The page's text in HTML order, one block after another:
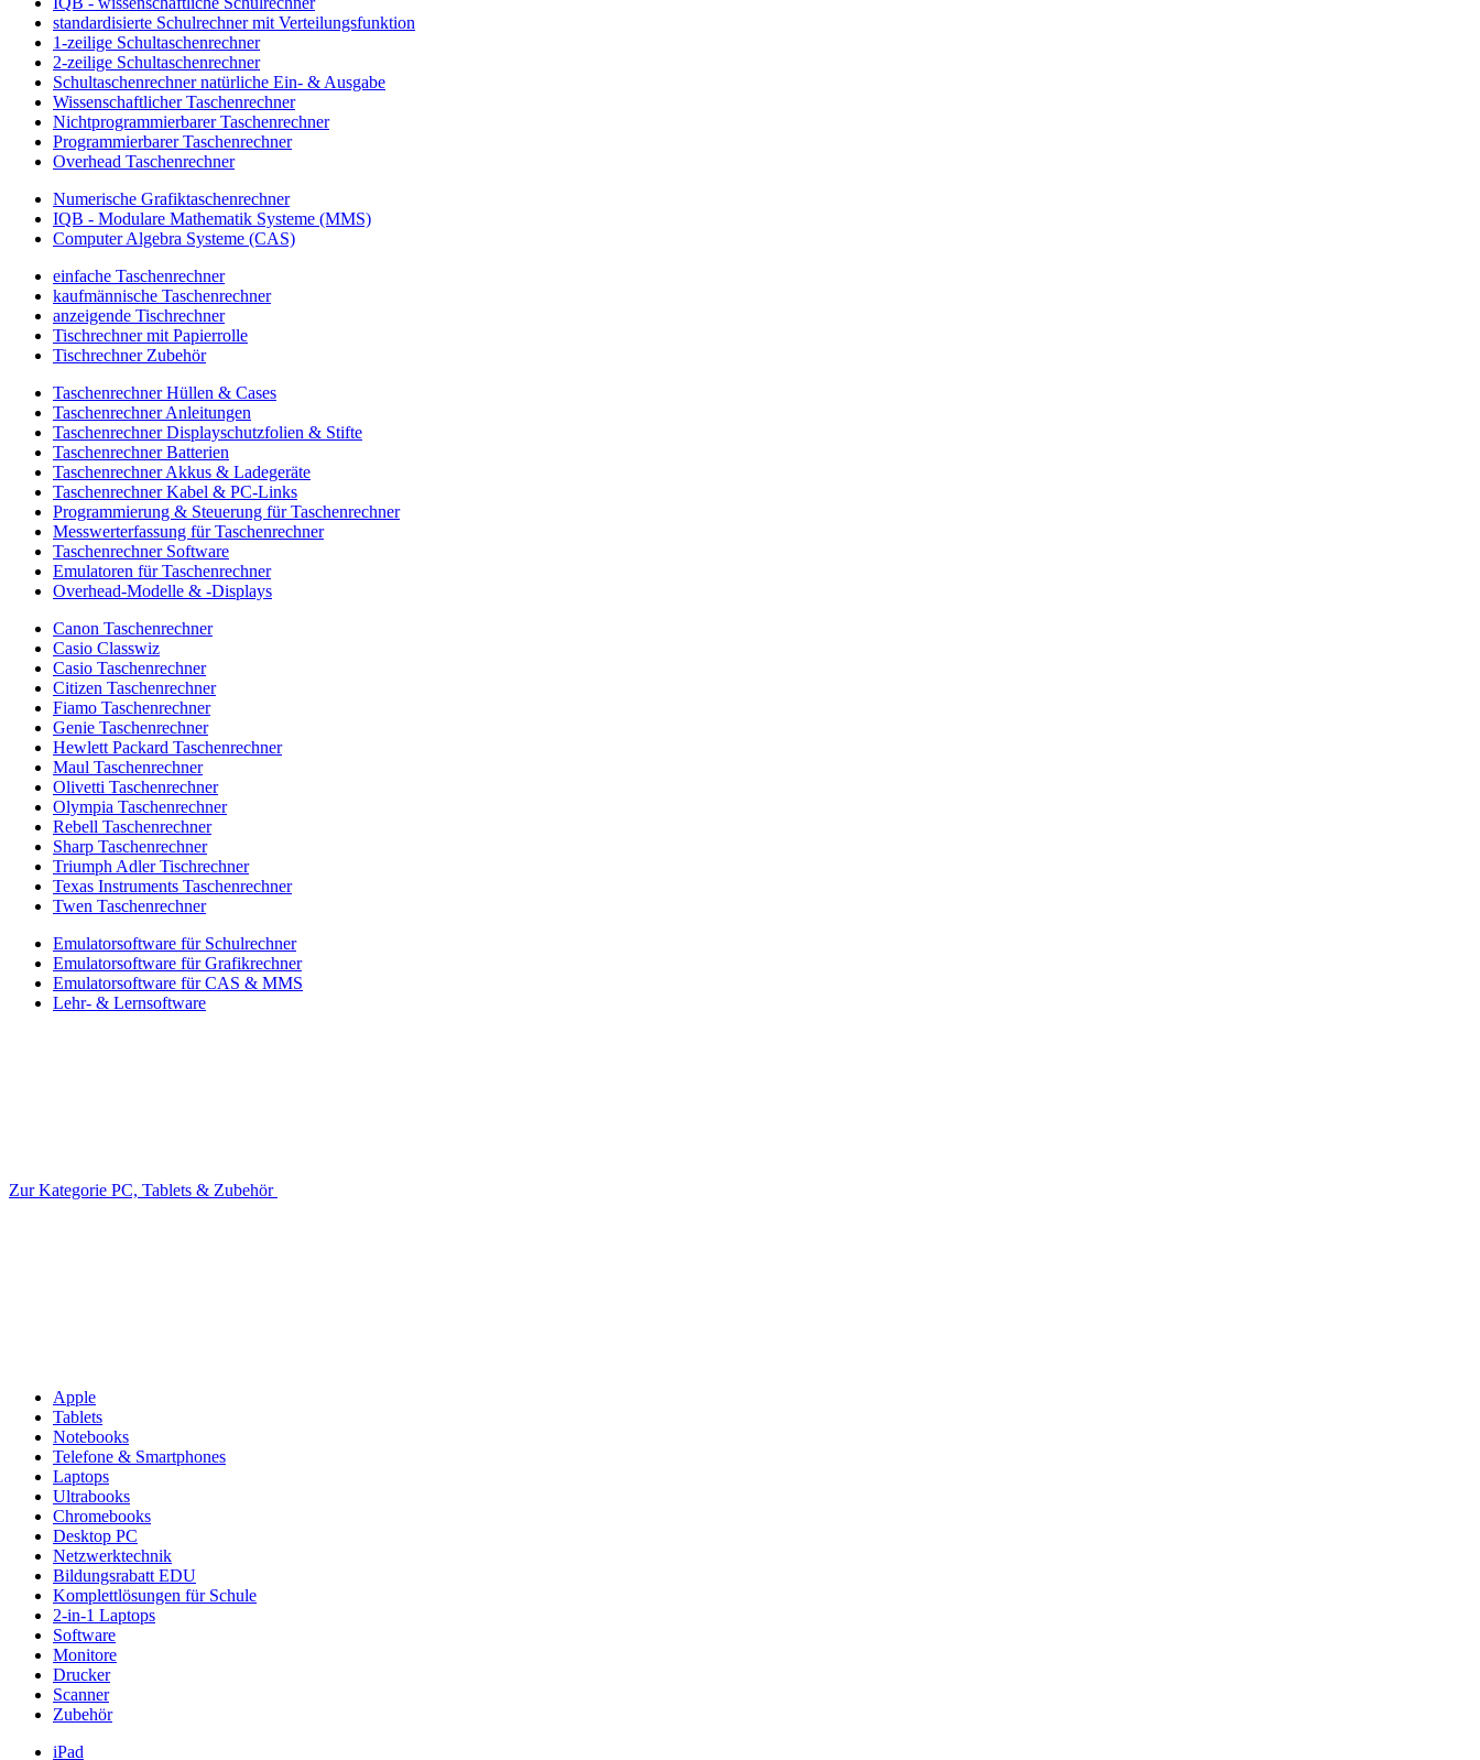
standardisierte Schulrechner mit Verteilungsfunktion
1-zeilige Schultaschenrechner
2-zeilige Schultaschenrechner
Schultaschenrechner natürliche Ein- & Ausgabe
Wissenschaftlicher Taschenrechner
Nichtprogrammierbarer Taschenrechner
Programmierbarer Taschenrechner
Overhead Taschenrechner
Numerische Grafiktaschenrechner
IQB - Modulare Mathematik Systeme (MMS)
Computer Algebra Systeme (CAS)
einfache Taschenrechner
kaufmännische Taschenrechner
anzeigende Tischrechner
Tischrechner mit Papierrolle
Tischrechner Zubehör
Taschenrechner Hüllen & Cases
Taschenrechner Anleitungen
Taschenrechner Displayschutzfolien & Stifte
Taschenrechner Batterien
Taschenrechner Akkus & Ladegeräte
Taschenrechner Kabel & PC-Links
Programmierung & Steuerung für Taschenrechner
Messwerterfassung für Taschenrechner
Taschenrechner Software
Emulatoren für Taschenrechner
Overhead-Modelle & -Displays
Canon Taschenrechner
Casio Classwiz
Casio Taschenrechner
Citizen Taschenrechner
Fiamo Taschenrechner
Genie Taschenrechner
Hewlett Packard Taschenrechner
Maul Taschenrechner
Olivetti Taschenrechner
Olympia Taschenrechner
Rebell Taschenrechner
Sharp Taschenrechner
Triumph Adler Tischrechner
Texas Instruments Taschenrechner
Twen Taschenrechner
Emulatorsoftware für Schulrechner
Emulatorsoftware für Grafikrechner
Emulatorsoftware für CAS & MMS
Lehr- & Lernsoftware
Zur Kategorie PC, Tablets & Zubehör
Apple
Tablets
Notebooks
Telefone & Smartphones
Laptops
Ultrabooks
Chromebooks
Desktop PC
Netzwerktechnik
Bildungsrabatt EDU
Komplettlösungen für Schule
2-in-1 Laptops
Software
Monitore
Drucker
Scanner
Zubehör
iPad